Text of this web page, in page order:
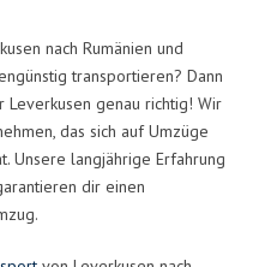
nach Rumänien und
transportieren? Dann
genau richtig! Wir
das sich auf Umzüge
Unsere langjährige Erfahrung
dir einen